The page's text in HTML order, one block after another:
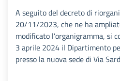
A seguito del decreto di
20/11/2023, che ne ha
modificato l’organigramma, si
3 aprile 2024 il Dipartimento
presso la nuova sede di Via